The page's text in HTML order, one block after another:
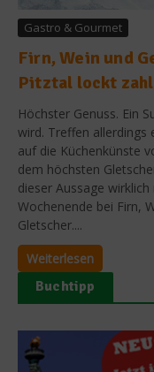
Gastro & Gourmet
Firn, Wein und
Pitztal lockt
Höchster Genuss. Ein
wird. Treffen allerdings
auf die Küchenkünste
dem höchsten
dieser Aussage
Wochenende bei Firn,
Gletscher....
Weiterlesen
Buchtipp